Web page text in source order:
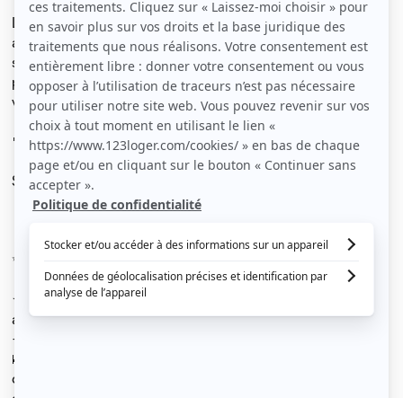
Location longue durée un appartement meublé de 70 m²
au 7ème étage, offrant une vue imprenable sur Nîmes et
sans vis-à-vis. Récemment rénové, l'appartement est
prêt à vous accueillir. Il ne vous reste plus qu'à poser vos
valises ! 😉
🎥 VISITE VIRTUELLE ICI : demander par MP
Situation idéale en plein centre de Nîmes
✨ Caractéristiques du bien :
★ 3 Chambres individuelles dont 1 somptueuse SUITE
avec salle d'eau privative.
- Chaque chambre est lumineuse et équipée de :
🛌 2 lits simples qui peuvent être transformés en un lit
double (literie complète : matelas, couette, oreiller,